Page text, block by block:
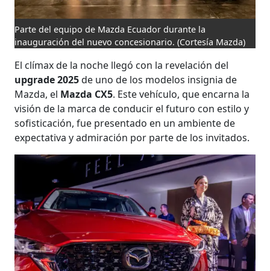
Parte del equipo de Mazda Ecuador durante la
inauguración del nuevo concesionario. (Cortesía Mazda)
El clímax de la noche llegó con la revelación del
upgrade 2025de uno de los modelos insignia de
Mazda, el Mazda CX5. Este vehículo, que encarna la
visión de la marca de conducir el futuro con estilo y
sofisticación, fue presentado en un ambiente de
expectativa y admiración por parte de los invitados.